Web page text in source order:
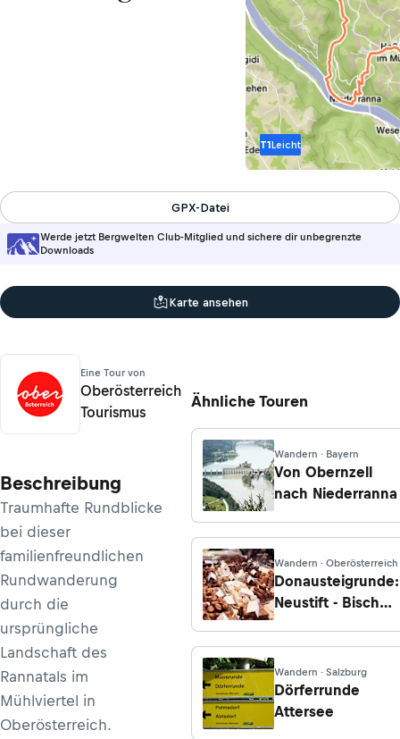
T1Leicht
Werde jetzt Bergwelten Club-Mitglied und sichere dir unbegrenzte
Downloads
GPX-Datei
Karte ansehen
Eine Tour von
Oberösterreich
Tourismus
Beschreibung
Traumhafte Rundblicke
bei dieser
familienfreundlichen
Rundwanderung
durch die
ursprüngliche
Landschaft des
Rannatals im
Mühlviertel in
Oberösterreich.
Ähnliche Touren
Wandern · Bayern
Von Obernzell
nach Niederranna
Wandern · Oberösterreich
Donausteigrunde:
Neustift - Bischof
Wandern · Salzburg
Dörferrunde
Attersee